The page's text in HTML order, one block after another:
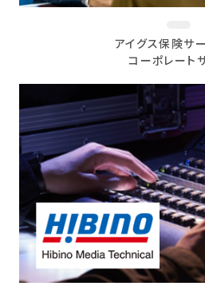
アイグス保険サ
コーポレート